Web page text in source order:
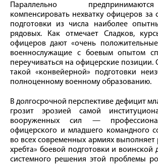
Параллельно
компенсировать нехватку офицеров за
подготовки из числа наиболее
рядовых. Как отмечает Сладков,
офицеров дают «очень положительные
военнослужащие с боевым опытом
переучиваться на офицерские позиции.
такой «конвейерной» подготовки
полноценному военному образованию.
В долгосрочной перспективе дефицит
грозит эрозией самой
вооруженных сил —
офицерского и младшего командного
во всех современных армиях выполняет
хребта» боевой подготовки и воинской
системного решения этой проблемы